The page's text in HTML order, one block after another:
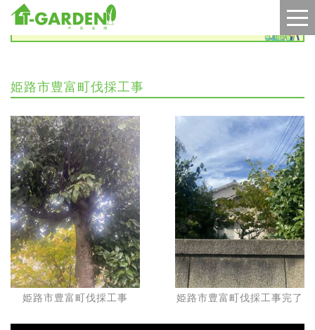
施工実績
姫路市豊富町伐採工事
姫路市豊富町伐採工事 姫路市豊富町伐採工事完了